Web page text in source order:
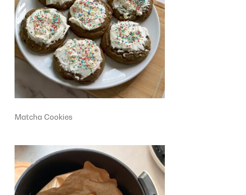
Matcha Cookies